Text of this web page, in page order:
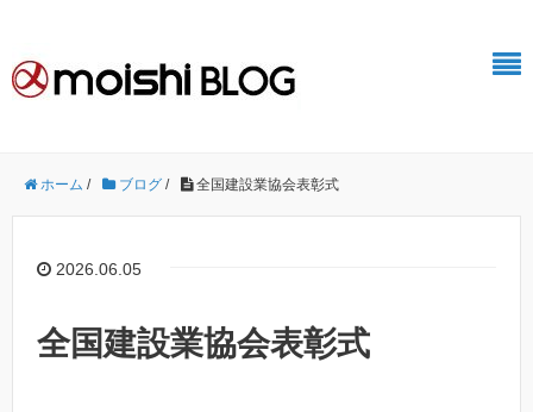
ホーム / ブログ / 全国建設業協会表彰式
2026.06.05
全国建設業協会表彰式